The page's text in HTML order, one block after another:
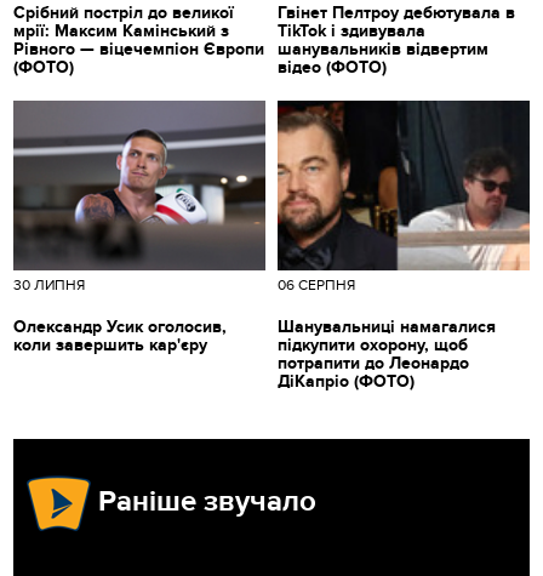
Срібний постріл до великої
мрії: Максим Камінський з
Рівного — віцечемпіон Європи
(ФОТО)
Гвінет Пелтроу дебютувала в
TikTok і здивувала
шанувальників відвертим
відео (ФОТО)
30 ЛИПНЯ
Олександр Усик оголосив,
коли завершить кар'єру
06 СЕРПНЯ
Шанувальниці намагалися
підкупити охорону, щоб
потрапити до Леонардо
ДіКапріо (ФОТО)
Раніше звучало